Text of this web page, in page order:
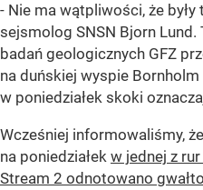
- Nie ma wątpliwości, że
sejsmolog SNSN Bjorn
badań geologicznych GFZ
na duńskiej wyspie
w poniedziałek skoki
Wcześniej informowaliśmy,
na poniedziałek w jednej z
Stream 2 odnotowano